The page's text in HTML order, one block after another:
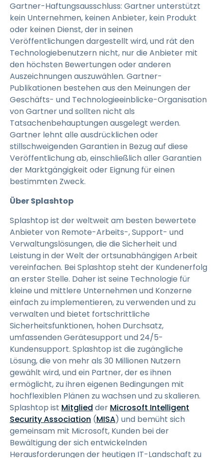
Gartner-Haftungsausschluss: Gartner unterstützt
kein Unternehmen, keinen Anbieter, kein Produkt
oder keinen Dienst, der in seinen
Veröffentlichungen dargestellt wird, und rät den
Technologiebenutzern nicht, nur die Anbieter mit
den höchsten Bewertungen oder anderen
Auszeichnungen auszuwählen. Gartner-
Publikationen bestehen aus den Meinungen der
Geschäfts- und Technologieeinblicke-Organisation
von Gartner und sollten nicht als
Tatsachenbehauptungen ausgelegt werden.
Gartner lehnt alle ausdrücklichen oder
stillschweigenden Garantien in Bezug auf diese
Veröffentlichung ab, einschließlich aller Garantien
der Marktgängigkeit oder Eignung für einen
bestimmten Zweck.
Über Splashtop
Splashtop ist der weltweit am besten bewertete
Anbieter von Remote-Arbeits-, Support- und
Verwaltungslösungen, die die Sicherheit und
Leistung in der Welt der ortsunabhängigen Arbeit
vereinfachen. Bei Splashtop steht der Kundenerfolg
an erster Stelle. Daher ist seine Technologie für
kleine und mittlere Unternehmen und Konzerne
einfach zu implementieren, zu verwenden und zu
verwalten und bietet fortschrittliche
Sicherheitsfunktionen, hohen Durchsatz,
umfassenden Gerätesupport und 24/5-
Kundensupport. Splashtop ist die zugängliche
Lösung, die von mehr als 30 Millionen Nutzern
gewählt wird, und ein Partner, der es ihnen
ermöglicht, zu ihren eigenen Bedingungen mit
hochflexiblen Plänen zu wachsen und zu skalieren.
Splashtop ist Mitglied der Microsoft Intelligent
Security Association (MISA) und bemüht sich
gemeinsam mit Microsoft, Kunden bei der
Bewältigung der sich entwickelnden
Herausforderungen der heutigen IT-Landschaft zu